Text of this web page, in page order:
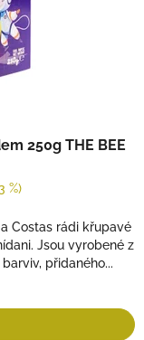
250g THE BEE
%)
Costas rádi křupavé
Jsou vyrobené z
přidaného...